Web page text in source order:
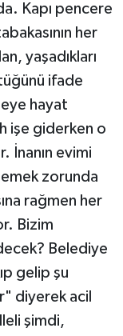
Kapı pencere
her
yaşadıkları
ifade
hayat
işe giderken o
İnanın evimi
zorunda
rağmen her
Bizim
Belediye
gelip şu
diyerek acil
şimdi,